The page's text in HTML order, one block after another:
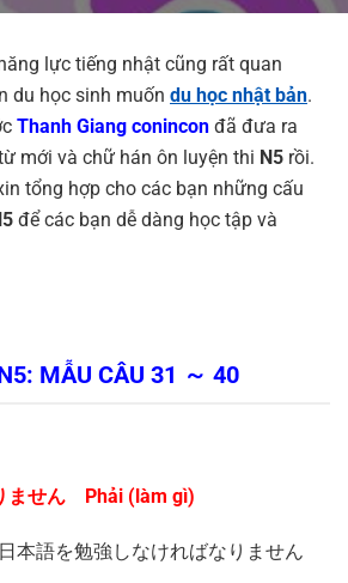
lực tiếng nhật cũng rất quan
du học sinh muốn du học nhật bản.
Thanh Giang conincon đã đưa ra
mới và chữ hán ôn luyện thi N5 rồi.
tổng hợp cho các bạn những cấu
để các bạn dễ dàng học tập và
MẪU CÂU 31 ～ 40
ません Phải (làm gì)
本語を勉強しなければなりません